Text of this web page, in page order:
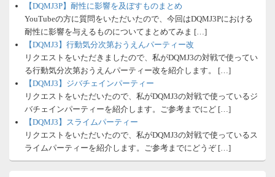
【DQMJ3P】耐性に影響を及ぼすものまとめ
YouTubeの方に質問をいただいたので、今回はDQMJ3Pにおける
耐性に影響を与えるものについてまとめてみま […]
【DQMJ3】行動気分次第おうえんパーティー改
リクエストをいただきましたので、私がDQMJ3の対戦で使ってい
る行動気分次第おうえんパーティー改を紹介します。 […]
【DQMJ3】ジバチェインパーティー
リクエストをいただいたので、私がDQMJ3の対戦で使っているジ
バチェインパーティーを紹介します。ご参考までにど […]
【DQMJ3】スライムパーティー
リクエストをいただいたので、私がDQMJ3の対戦で使っているス
ライムパーティーを紹介します。ご参考までにどうぞ […]